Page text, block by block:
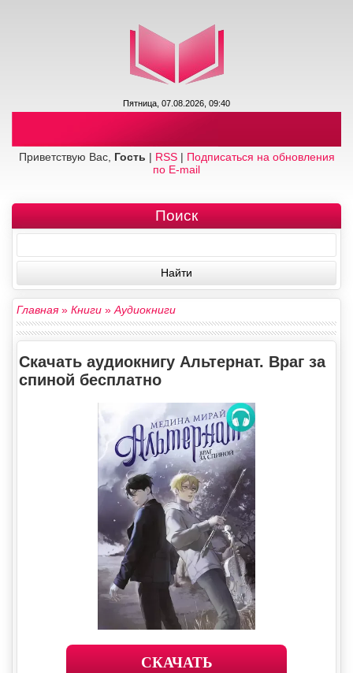
Пятница, 07.08.2026, 09:40
Приветствую Вас, Гость | RSS| Подписаться на обновления
по E-mail
Поиск
Главная» Книги »Аудиокниги
Скачать аудиокнигу Альтернат. Враг за
спиной бесплатно
СКАЧАТЬ